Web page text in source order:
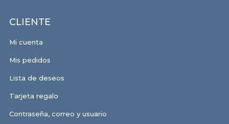
CLIENTE
Mi cuenta
Mis pedidos
Lista de deseos
Tarjeta regalo
Contraseña, correo y usuario